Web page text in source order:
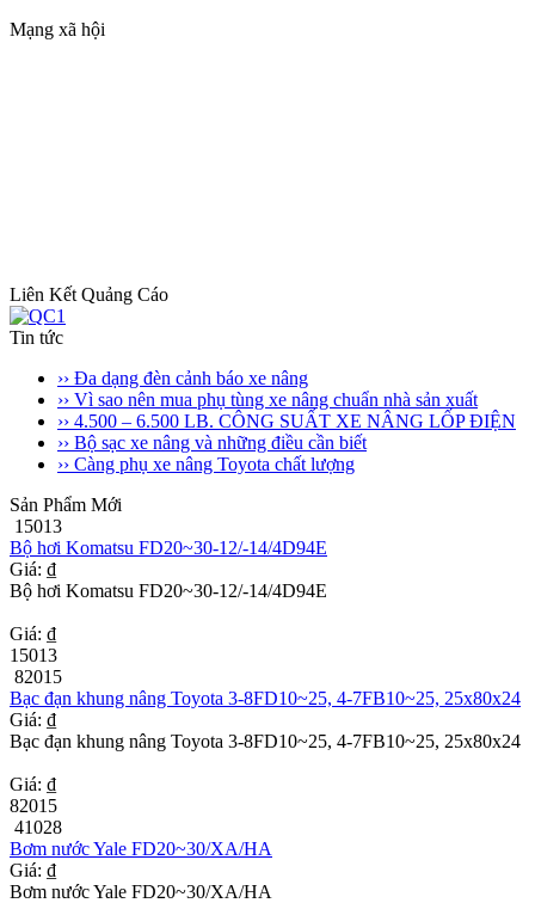
Mạng xã hội
Liên Kết Quảng Cáo
Tin tức
›› Đa dạng đèn cảnh báo xe nâng
›› Vì sao nên mua phụ tùng xe nâng chuẩn nhà sản xuất
›› 4.500 – 6.500 LB. CÔNG SUẤT XE NÂNG LỐP ĐIỆN
›› Bộ sạc xe nâng và những điều cần biết
›› Càng phụ xe nâng Toyota chất lượng
Sản Phẩm Mới
15013
Bộ hơi Komatsu FD20~30-12/-14/4D94E
Giá: ₫
Bộ hơi Komatsu FD20~30-12/-14/4D94E
Giá: ₫
15013
82015
Bạc đạn khung nâng Toyota 3-8FD10~25, 4-7FB10~25, 25x80x24
Giá: ₫
Bạc đạn khung nâng Toyota 3-8FD10~25, 4-7FB10~25, 25x80x24
Giá: ₫
82015
41028
Bơm nước Yale FD20~30/XA/HA
Giá: ₫
Bơm nước Yale FD20~30/XA/HA